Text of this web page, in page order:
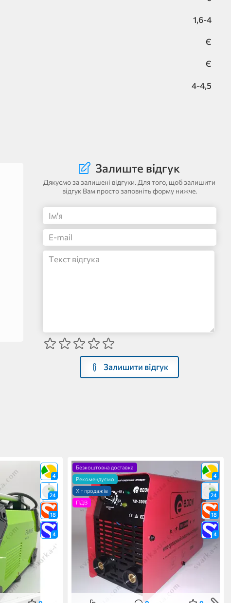
1,6-4
Є
Є
4-4,5
Залиште відгук
Дякуємо за залишені відгуки. Для того, щоб залишити
відгук Вам просто заповніть форму нижче.
Залишити відгук
4
24
18
4
4
24
18
4
Безкоштовна доставка
Рекомендуємо
Хіт продажів
ПДВ